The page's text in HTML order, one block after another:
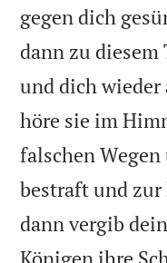
gegen dich
dann zu
und dich
höre sie im
falschen
bestraft und
dann vergib